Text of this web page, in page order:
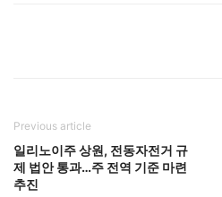
Previous article
일리노이주 상원, 전동자전거 규
제 법안 통과…주 전역 기준 마련
추진